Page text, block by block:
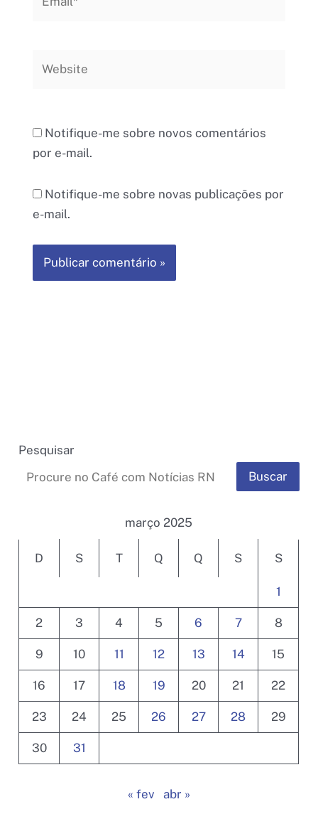
Notifique-me sobre novos comentários
por e-mail.
Notifique-me sobre novas publicações por
e-mail.
Pesquisar
Buscar
março 2025
D S T Q Q S S
1
2 3 4 5 6 7 8
9 10 11 12 13 14 15
16 17 18 19 20 21 22
23 24 25 26 27 28 29
30 31
« fev abr »